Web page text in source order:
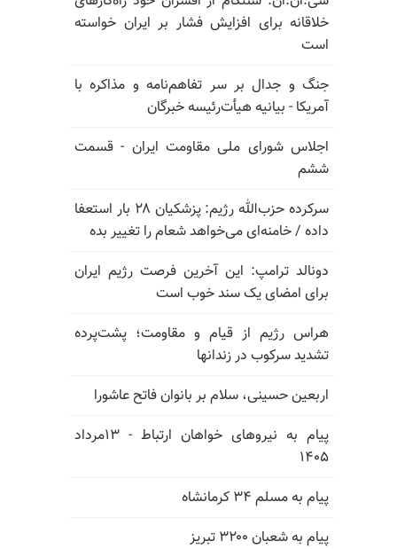
خلاقانه برای افزایش فشار بر ایران خواسته
است
جنگ و جدال بر سر تفاهم‌نامه و مذاکره با
آمریکا - بیانیه هیأت‌رئیسه خبرگان
اجلاس شورای ملی مقاومت ایران - قسمت
ششم
سرکرده حزب‌الله رژیم: پزشکیان ۲۸ بار استعفا
داده / خامنه‌ای می‌خواهد شعام را تغییر بده
دونالد ترامپ: این آخرین فرصت رژیم ایران
برای امضای یک سند خوب است
هراس رژیم از قیام و مقاومت؛ پشت‌پرده
تشدید سرکوب در زندانها
اربعین حسینی، سلام بر بانوان فاتح عاشورا
پیام به نیروهای خواهان ارتباط - ۱۳مرداد
۱۴۰۵
پیام به مسلم ۳۴ کرمانشاه
پیام به شعبان ۳۲۰۰ تبریز